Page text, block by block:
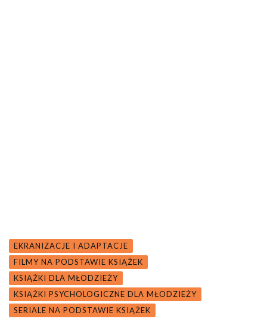
EKRANIZACJE I ADAPTACJE
FILMY NA PODSTAWIE KSIĄŻEK
KSIĄŻKI DLA MŁODZIEŻY
KSIĄŻKI PSYCHOLOGICZNE DLA MŁODZIEŻY
SERIALE NA PODSTAWIE KSIĄŻEK